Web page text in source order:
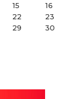
15
16
22
23
29
30